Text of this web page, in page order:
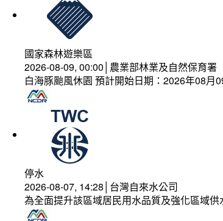
國家森林遊樂區
2026-08-09, 00:00│農業部林業及自然保育署
白海豚颱風休園 預計開始日期：2026年08月
停水
2026-08-07, 14:28│台灣自來水公司
為全面提升該區域居民用水品質及強化區域